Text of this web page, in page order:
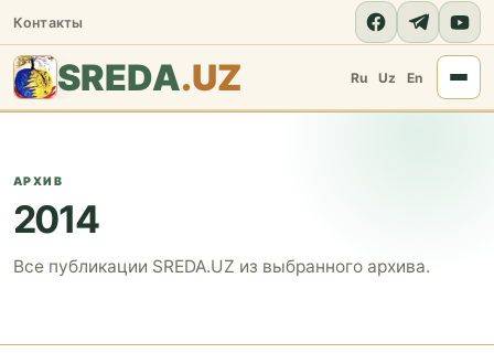
Контакты
SREDA.UZ Ru Uz En
АРХИВ
2014
Все публикации SREDA.UZ из выбранного архива.